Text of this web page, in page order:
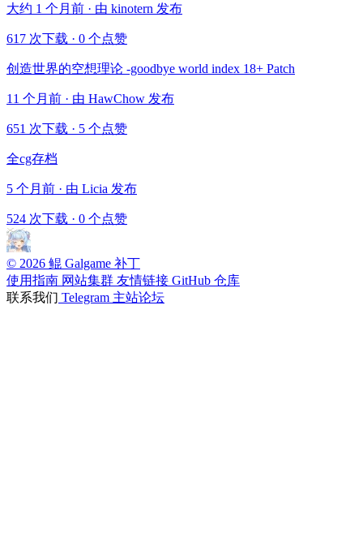
大约 1 个月前 · 由 kinotern 发布
617 次下载 · 0 个点赞
创造世界的空想理论 -goodbye world index 18+ Patch
11 个月前 · 由 HawChow 发布
651 次下载 · 5 个点赞
全cg存档
5 个月前 · 由 Licia 发布
524 次下载 · 0 个点赞
© 2026 鲲 Galgame 补丁
使用指南 网站集群 友情链接 GitHub 仓库
联系我们 Telegram 主站论坛